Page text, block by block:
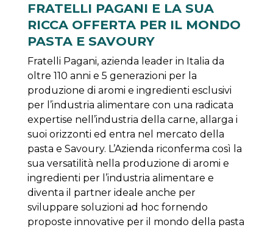
FRATELLI PAGANI E LA SUA
RICCA OFFERTA PER IL MONDO
PASTA E SAVOURY
Fratelli Pagani, azienda leader in Italia da
oltre 110 anni e 5 generazioni per la
produzione di aromi e ingredienti esclusivi
per l’industria alimentare con una radicata
expertise nell’industria della carne, allarga i
suoi orizzonti ed entra nel mercato della
pasta e Savoury. L’Azienda riconferma così la
sua versatilità nella produzione di aromi e
ingredienti per l’industria alimentare e
diventa il partner ideale anche per
sviluppare soluzioni ad hoc fornendo
proposte innovative per il mondo della pasta